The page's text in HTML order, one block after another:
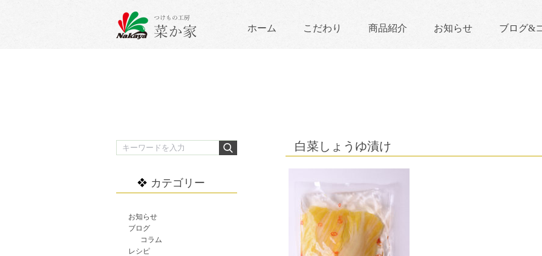
ホーム こだわり 商品紹介 お知らせ ブログ&
白菜しょうゆ漬け
カテゴリー
お知らせ
ブログ
コラム
レシピ